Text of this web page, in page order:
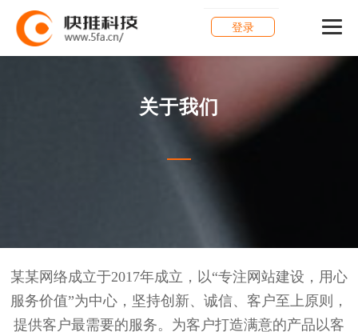
登录
关于我们
某某网络成立于2017年成立，以“专注网站建设，用心
服务价值”为中心，坚持创新、诚信、客户至上原则，
提供客户最需要的服务。为客户打造满意的产品以客